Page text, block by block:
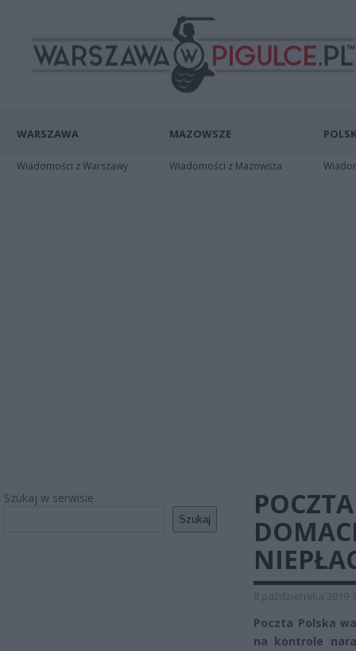
WARSZAWA
Wiadomości z Warszawy
MAZOWSZE
Wiadomości z Mazowsza
Szukaj w serwisie
Szukaj
8 października 2019
Poczta Polska
na kontrole